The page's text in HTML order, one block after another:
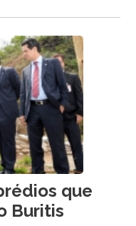
que
Buritis